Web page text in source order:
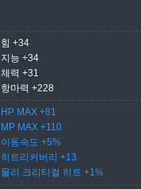
힘 +34
지능 +34
체력 +31
항마력 +228
HP MAX +81
MP MAX +110
이동속도 +5%
히트리커버리 +13
물리 크리티컬 히트 +1%